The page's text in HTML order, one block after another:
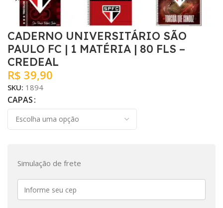
CADERNO UNIVERSITÁRIO SÃO
PAULO FC | 1 MATÉRIA | 80 FLS –
CREDEAL
R$ 39,90
SKU: 1894
CAPAS
Simulação de frete